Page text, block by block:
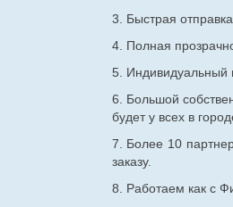
3. Быстрая
4. Полная
5. Индивидуальный
6. Большой
будет у всех в
7. Более 10
заказу.
8. Работаем как с